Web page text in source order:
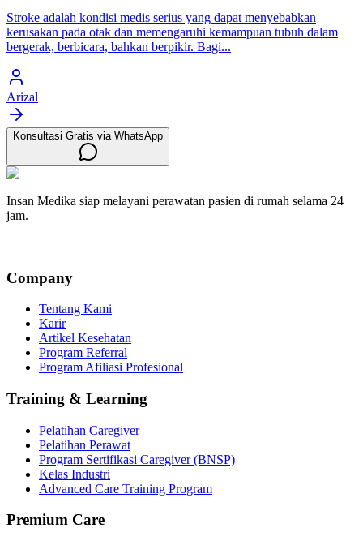
Stroke adalah kondisi medis serius yang dapat menyebabkan
kerusakan pada otak dan memengaruhi kemampuan tubuh dalam
bergerak, berbicara, bahkan berpikir. Bagi...
Arizal
Konsultasi Gratis via WhatsApp
Insan Medika siap melayani perawatan pasien di rumah selama 24
jam.
Company
Tentang Kami
Karir
Artikel Kesehatan
Program Referral
Program Afiliasi Profesional
Training & Learning
Pelatihan Caregiver
Pelatihan Perawat
Program Sertifikasi Caregiver (BNSP)
Kelas Industri
Advanced Care Training Program
Premium Care